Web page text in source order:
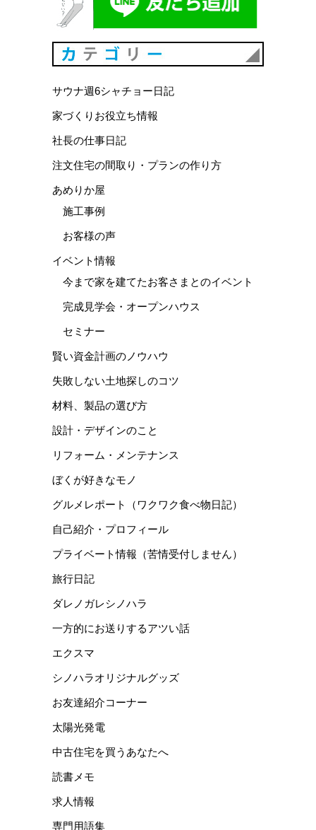
サウナ週6シャチョー日記
家づくりお役立ち情報
社長の仕事日記
注文住宅の間取り・プランの作り方
あめりか屋
施工事例
お客様の声
イベント情報
今まで家を建てたお客さまとのイベント
完成見学会・オープンハウス
セミナー
賢い資金計画のノウハウ
失敗しない土地探しのコツ
材料、製品の選び方
設計・デザインのこと
リフォーム・メンテナンス
ぼくが好きなモノ
グルメレポート（ワクワク食べ物日記）
自己紹介・プロフィール
プライベート情報（苦情受付しません）
旅行日記
ダレノガレシノハラ
一方的にお送りするアツい話
エクスマ
シノハラオリジナルグッズ
お友達紹介コーナー
太陽光発電
中古住宅を買うあなたへ
読書メモ
求人情報
専門用語集